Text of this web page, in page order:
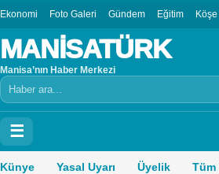
Ekonomi Foto Galeri Gündem Eğitim Köşe
MANİSATÜRK
Manisa’nın Haber Merkezi
Arama
☰
Künye Yasal Uyarı Üyelik Tüm